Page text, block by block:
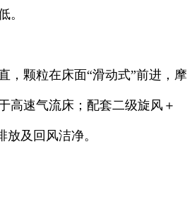
。
，颗粒在床面“滑动式”前进，摩
高速气流床；配套二级旋风＋
放及回风洁净。